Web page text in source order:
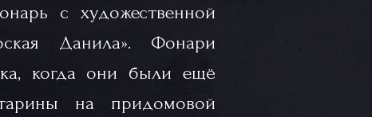
с художественной
Данила». Фонари
когда они были ещё
на придомовой